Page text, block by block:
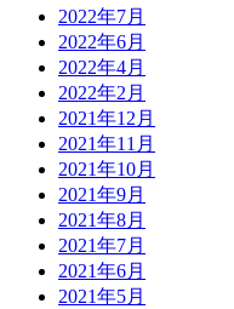
2022年7月
2022年6月
2022年4月
2022年2月
2021年12月
2021年11月
2021年10月
2021年9月
2021年8月
2021年7月
2021年6月
2021年5月